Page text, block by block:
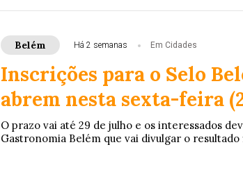
Belém Há 2 semanas Em Cidades
Inscrições para o Selo
abrem nesta sexta-feira
O prazo vai até 29 de julho e os interessados
Gastronomia Belém que vai divulgar o resultado